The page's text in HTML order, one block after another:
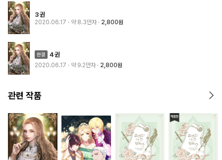
3권
2020.06.17 · 약 8.3만자 2,800원
4권
2020.06.17 · 약 9.2만자 2,800원
관련 작품